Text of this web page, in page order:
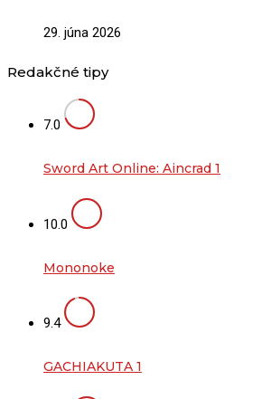
29. júna 2026
Redakčné tipy
7.0
Sword Art Online: Aincrad 1
10.0
Mononoke
9.4
GACHIAKUTA 1